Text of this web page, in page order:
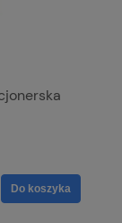
Do koszyka